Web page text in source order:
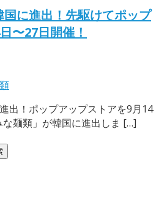
国に進出！先駆けてポップ
〜27日開催！
出！ポップアップストアを9月14
麺類」が韓国に進出しま […]